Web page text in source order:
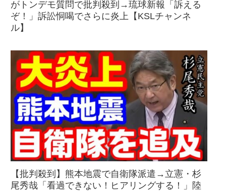
がトンデモ質問で批判殺到→琉球新報「訴える
ぞ！」訴訟恫喝でさらに炎上【KSLチャンネ
ル】
【批判殺到】熊本地震で自衛隊派遣→立憲・杉
尾秀哉「看過できない！ヒアリングする！」陸